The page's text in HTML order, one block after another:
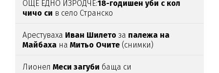
ОЩЕ ЕДНО ИЗРОДЧЕ:18-годишен уби с кол
чичо си в село Странско
Арестуваха Иван Шилетоза палежа на
Майбаха наМитьо Очите (снимки)
Лионел Меси загуби баща си